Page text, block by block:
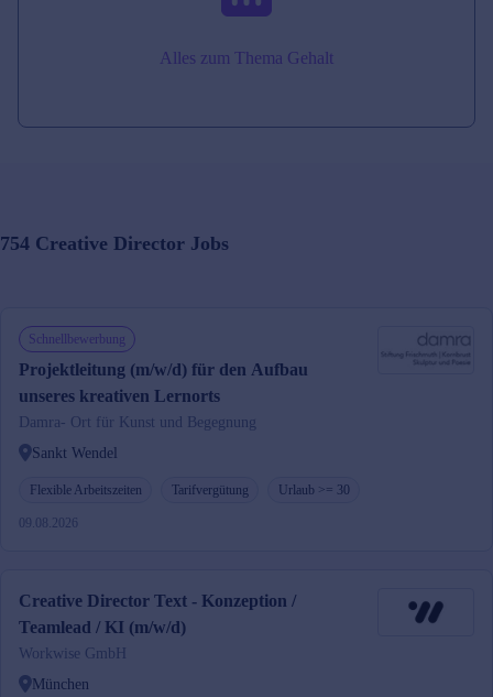
Alles zum Thema Gehalt
754 Creative Director Jobs
Schnellbewerbung
Projektleitung (m/w/d) für den Aufbau
unseres kreativen Lernorts
Damra- Ort für Kunst und Begegnung
Sankt Wendel
Flexible Arbeitszeiten Tarifvergütung Urlaub >= 30
09.08.2026
Creative Director Text - Konzeption /
Teamlead / KI (m/w/d)
Workwise GmbH
München